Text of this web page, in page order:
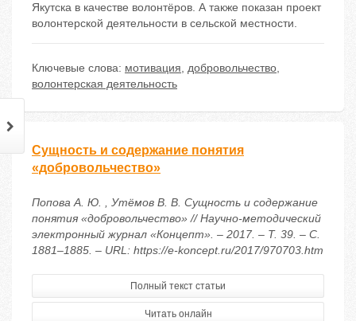
Якутска в качестве волонтёров. А также показан проект
волонтерской деятельности в сельской местности.
Ключевые слова: мотивация, добровольчество,
волонтерская деятельность
Сущность и содержание понятия
«добровольчество»
Попова А. Ю. , Утёмов В. В. Сущность и содержание
понятия «добровольчество» // Научно-методический
электронный журнал «Концепт». – 2017. – Т. 39. – С.
1881–1885. – URL: https://e-koncept.ru/2017/970703.htm
Полный текст статьи
Читать онлайн